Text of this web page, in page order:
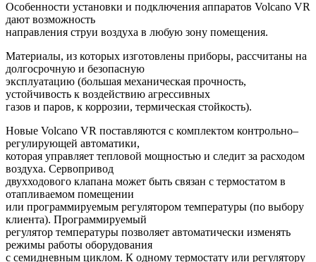
Особенности установки и подключения аппаратов Volcano VR
дают возможность
направления струи воздуха в любую зону помещения.
Материалы, из которых изготовлены приборы, рассчитаны на
долгосрочную и безопасную
эксплуатацию (большая механическая прочность,
устойчивость к воздействию агрессивных
газов и паров, к коррозии, термическая стойкость).
Новые Volcano VR поставляются с комплектом контрольно–
регулирующей автоматики,
которая управляет тепловой мощностью и следит за расходом
воздуха. Сервопривод
двухходового клапана может быть связан с термостатом в
отапливаемом помещении
или программируемым регулятором температуры (по выбору
клиента). Программируемый
регулятор температуры позволяет автоматически изменять
режимы работы оборудования
с семидневным циклом. К одному термостату или регулятору